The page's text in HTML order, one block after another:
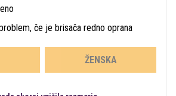
če je brisača redno oprana
ŽENSKA